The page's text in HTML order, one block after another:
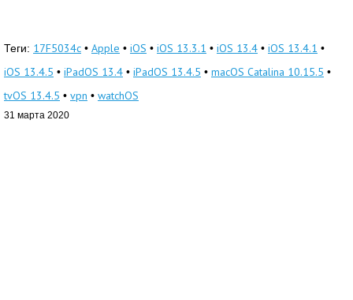
Теги: 17F5034c • Apple • iOS • iOS 13.3.1 • iOS 13.4 • iOS 13.4.1 •
iOS 13.4.5 • iPadOS 13.4 • iPadOS 13.4.5 • macOS Catalina 10.15.5 •
tvOS 13.4.5 • vpn • watchOS
31 марта 2020